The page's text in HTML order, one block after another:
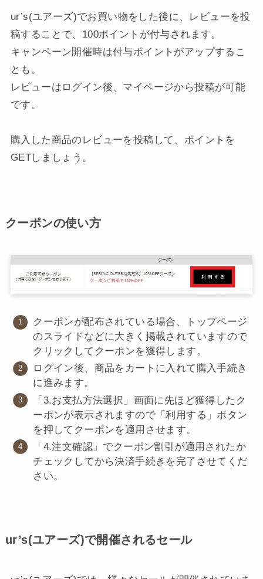
ur’s(ユアーズ)でお買い物をした後に、レビューを投
稿することで、100ポイントが付与されます。
キャンペーン開催時は付与ポイントがアップするこ
とも。
レビューはログイン後、マイページから投稿が可能
です。
購入した商品のレビューを投稿して、ポイントを
GETしましょう。
クーポンの使い方
クーポンが配布されている場合、トップページ
のスライドなどに大きく掲載されていますので
クリックしてクーポンを獲得します。
ログイン後、商品をカートに入れて購入手続き
に進みます。
「3.お支払方法選択」画面に先ほど獲得したク
ーポンが表示されますので「利用する」ボタン
を押してクーポンを適用させます。
「4.注文確認」でクーポン割引が適用されたか
チェックしてから決済手続きを完了させてくだ
さい。
ur’s(ユアーズ)で開催されるセール